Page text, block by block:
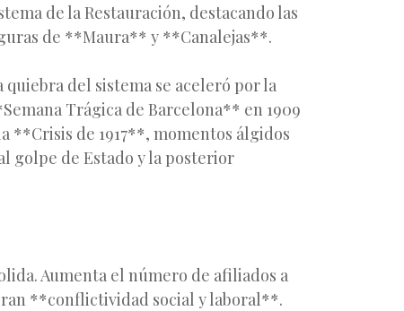
de la Restauración, destacando las
de **Maura** y **Canalejas**.
quiebra del sistema se aceleró por la
Trágica de Barcelona** en 1909
**Crisis de 1917**, momentos álgidos
golpe de Estado y la posterior
Aumenta el número de afiliados a
**conflictividad social y laboral**.